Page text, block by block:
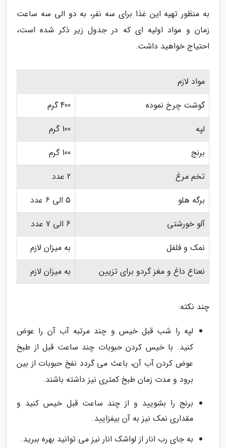
به منظور تهیه این غذا برای سه نفر، به دو الی سه ساعت
زمان و مواد اولیه ای که در جدول زیر ذکر شده است،
احتیاج خواهید داشت.
مواد لازم
گوشت چرخ نموده
400 گرم
لپه
100 گرم
برنج
100 گرم
تخم مرغ
2 عدد
برگه هلو
5 الی 6 عدد
آلو خورشتی
6 الی 7 عدد
نمک و فلفل
به میزان لازم
نعناع داغ و مغز گردو برای تزیین
به میزان لازم
چند نکته:
لپه را شب قبل خیس و چند مرتبه آب آن را عوض
کنید. با خیس کردن حبوبات چند ساعت قبل از طبخ
عوض کردن آب آن، باعث می گردد نفخ حبوبات از بین
برود و مدت زمان طبخ کمتری نیز داشته باشند.
برنج را بشویید و از چند ساعت قبل خیس کنید و
مقداری نمک نیز به آن بیفزایید.
به جای رب انار از لواشک انار نیز می توانید بهره ببرید.